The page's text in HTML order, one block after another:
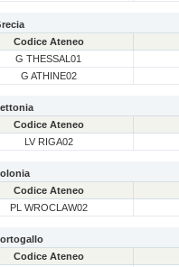
Codice Ateneo
G THESSAL01
G ATHINE02
Codice Ateneo
LV RIGA02
Codice Ateneo
PL WROCLAW02
Codice Ateneo